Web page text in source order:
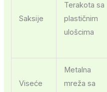
Saksije
Terakota sa
plastičnim
ulošcima
Viseće
Metalna
mreža sa